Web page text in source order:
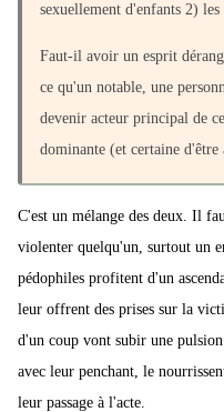
sexuellement d'enfants 2)
Faut-il avoir un esprit
ce qu'un notable, une
devenir acteur principal de
dominante (et certaine
C'est un mélange des deux. Il
violenter quelqu'un, surtout un
pédophiles profitent d'un
leur offrent des prises sur la
d'un coup vont subir une
avec leur penchant, le
leur passage à l'acte.